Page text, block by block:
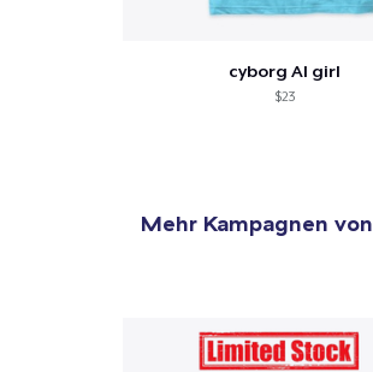
cyborg AI girl
$23
Mehr Kampagnen von